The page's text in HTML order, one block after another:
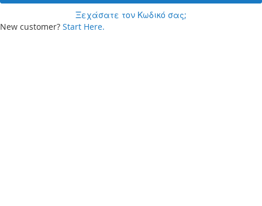
Ξεχάσατε τον Κωδικό σας;
New customer? Start Here.